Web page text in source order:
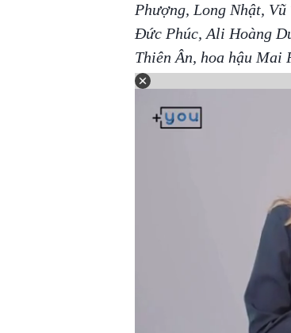
Phượng, Long Nhật,
Đức Phúc, Ali Hoàng
Thiên Ân, hoa hậu Mai